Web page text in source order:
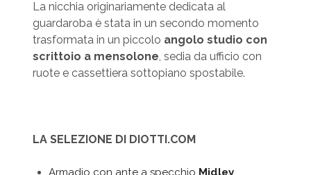
La nicchia originariamente dedicata al
guardaroba è stata in un secondo momento
trasformata in un piccolo angolo studio con
scrittoio a mensolone, sedia da ufficio con
ruote e cassettiera sottopiano spostabile.
LA SELEZIONE DI DIOTTI.COM
Armadio con ante a specchio Midley